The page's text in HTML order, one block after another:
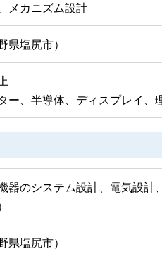
メカニズム設計
県塩尻市）
ー、半導体、ディスプレイ
器のシステム設計、電気設
県塩尻市）